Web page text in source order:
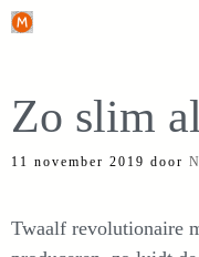
Ga
inhoud
Zo slim
11 november 2019 door
Twaalf revolutionaire